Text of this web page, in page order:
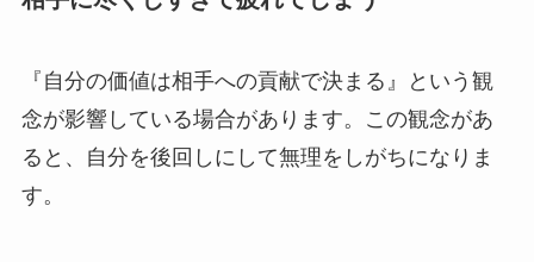
『自分の価値は相手への貢献で決まる』という観
念が影響している場合があります。この観念があ
ると、自分を後回しにして無理をしがちになりま
す。